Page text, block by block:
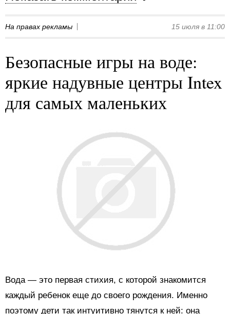
На правах рекламы 15 июля в 11:00
Безопасные игры на воде:
яркие надувные центры Intex
для самых маленьких
Вода — это первая стихия, с которой знакомится
каждый ребенок еще до своего рождения. Именно
поэтому дети так интуитивно тянутся к ней: она